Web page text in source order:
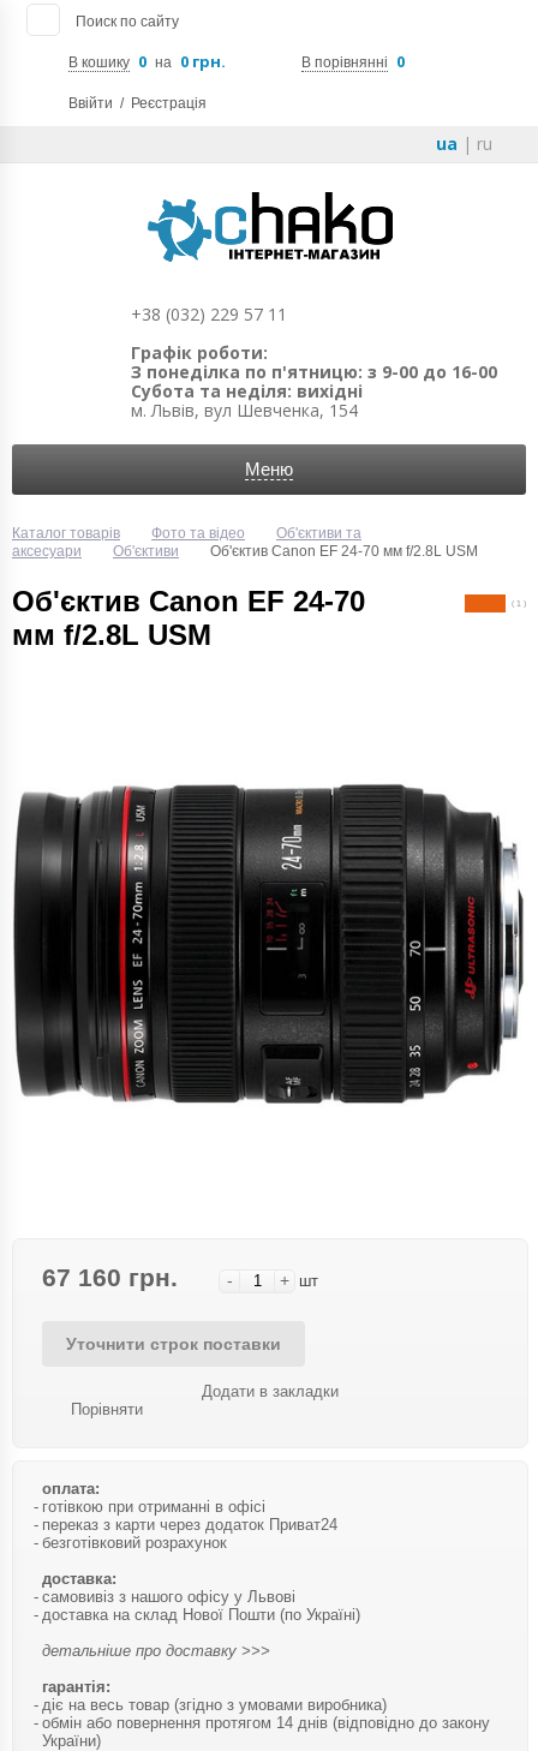
Поиск по сайту
В кошику 0 на 0 грн. В порівнянні 0
Ввійти / Реєстрація
ua | ru
+38 (032) 229 57 11
Графік роботи:
З понеділка по п'ятницю: з 9-00 до 16-00
Субота та неділя: вихідні
м. Львів, вул Шевченка, 154
Меню
Каталог товарів Фото та відео
Об'єктиви та
аксесуари
Об'єктиви Об'єктив Canon EF 24-70 мм f/2.8L USM
Об'єктив Canon EF 24-70
мм f/2.8L USM
( 1 )
67 160 грн. - + шт
Уточнити строк поставки
Порівняти
Додати в закладки
оплата:
готівкою при отриманні в офісі
переказ з карти через додаток Приват24
безготівковий розрахунок
доставка:
самовивіз з нашого офісу у Львові
доставка на склад Нової Пошти (по Україні)
детальніше про доставку >>>
гарантія:
діє на весь товар (згідно з умовами виробника)
обмін або повернення протягом 14 днів (відповідно до закону
України)